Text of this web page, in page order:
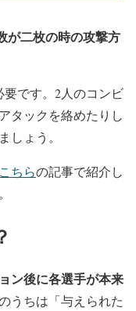
が二枚の時の攻撃方
要です。2人のコンビ
タックを絡めたりし
しょう。
こちらの記事で紹介し
ン後に各選手が本来
うちは「与えられた